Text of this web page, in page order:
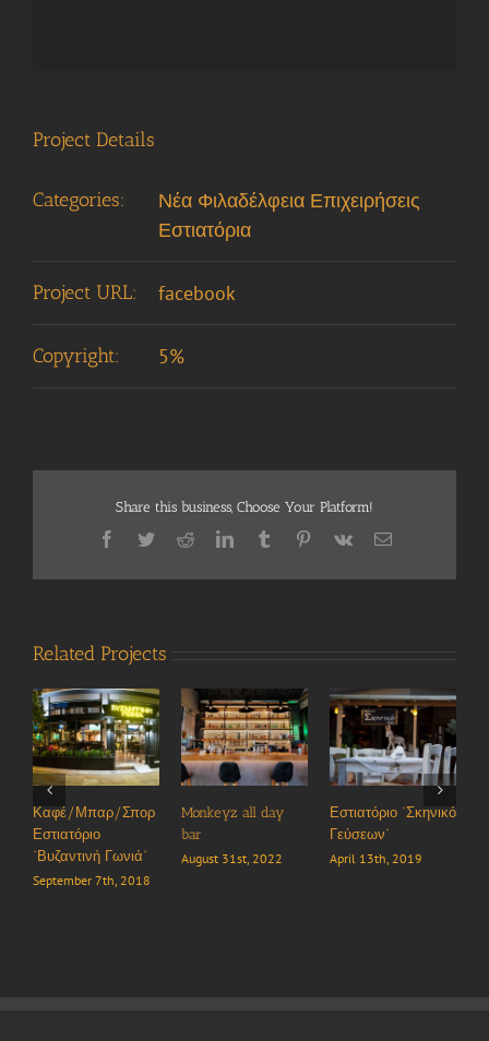
Project Details
Categories:
Νέα Φιλαδέλφεια Επιχειρήσεις
Εστιατόρια
Project URL: facebook
Copyright: 5%
Share this business, Choose Your Platform!
Facebook
TwitterRedditLinkedInTumblr Pinterest
Vk Email
Related Projects
Monkeyz all day
August 31st, 2022
Εστιατόριο “Σκηνικό
Γεύσεων”
April 13th, 2019
Μεζεδοπωλείο
“Πειρατές”
September 7th, 2018